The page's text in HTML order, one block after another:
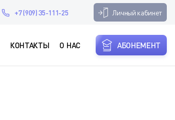
+7 (909) 35-111-25 Личный кабинет
КОНТАКТЫ О НАС АБОНЕМЕНТ